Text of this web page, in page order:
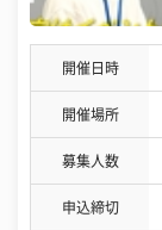
開催日時
開催場所
募集人数
申込締切